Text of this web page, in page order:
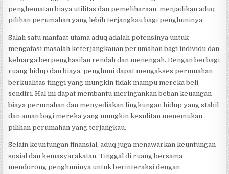
penghematan biaya utilitas dan pemeliharaan, menjadikan aduq
pilihan perumahan yang lebih terjangkau bagi penghuninya.
Salah satu manfaat utama aduq adalah potensinya untuk
mengatasi masalah keterjangkauan perumahan bagi individu dan
keluarga berpenghasilan rendah dan menengah. Dengan berbagi
ruang hidup dan biaya, penghuni dapat mengakses perumahan
berkualitas tinggi yang mungkin tidak mampu mereka beli
sendiri. Hal ini dapat membantu meringankan beban keuangan
biaya perumahan dan menyediakan lingkungan hidup yang stabil
dan aman bagi mereka yang mungkin kesulitan menemukan
pilihan perumahan yang terjangkau.
Selain keuntungan finansial, aduq juga menawarkan keuntungan
sosial dan kemasyarakatan. Tinggal di ruang bersama
mendorong penghuninya untuk berinteraksi dengan